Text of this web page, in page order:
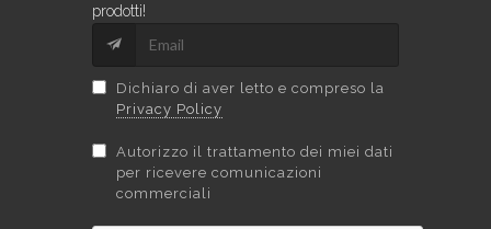
prodotti!
Dichiaro di aver letto e compreso la
Privacy Policy
Autorizzo il trattamento dei miei dati
per ricevere comunicazioni
commerciali